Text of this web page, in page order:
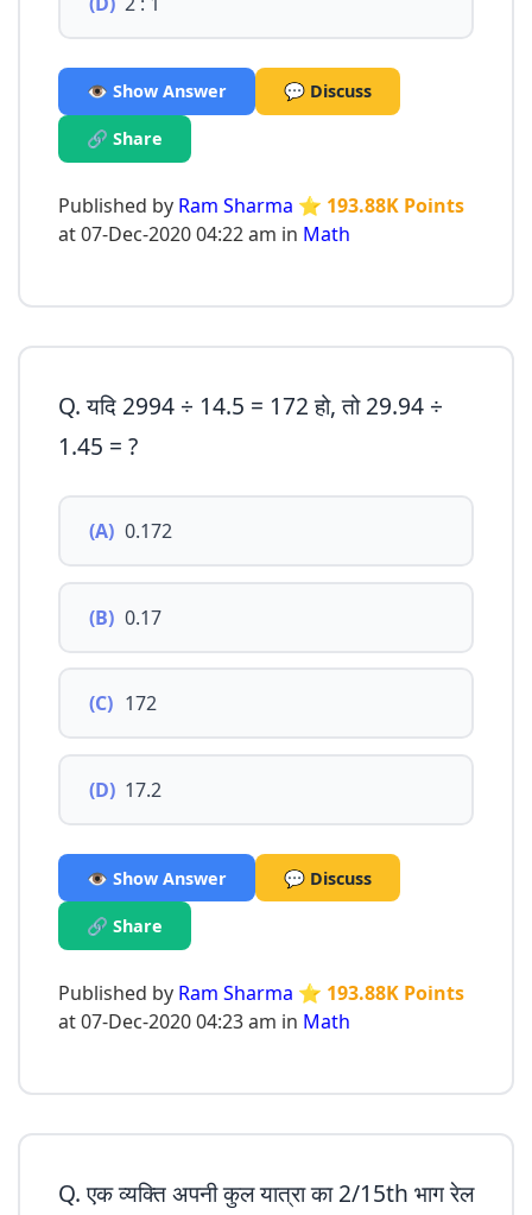
👁️ Show Answer 💬 Discuss
🔗 Share
Published by Ram Sharma ⭐ 193.88K Points
at 07-Dec-2020 04:22 am in Math
Q. यदि 2994 ÷ 14.5 = 172 हो, तो 29.94 ÷
1.45 = ?
(A) 0.172
(B) 0.17
(C) 172
(D) 17.2
👁️ Show Answer 💬 Discuss
🔗 Share
Published by Ram Sharma ⭐ 193.88K Points
at 07-Dec-2020 04:23 am in Math
Q. एक व्यक्ति अपनी कुल यात्रा का 2/15th भाग रेल